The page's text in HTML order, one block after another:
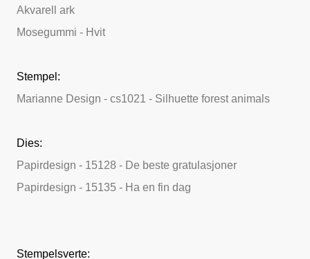
Akvarell ark
Mosegummi - Hvit
Stempel:
Marianne Design - cs1021 - Silhuette forest animals
Dies:
Papirdesign - 15128 - De beste gratulasjoner
Papirdesign - 15135 - Ha en fin dag
Stempelsverte: